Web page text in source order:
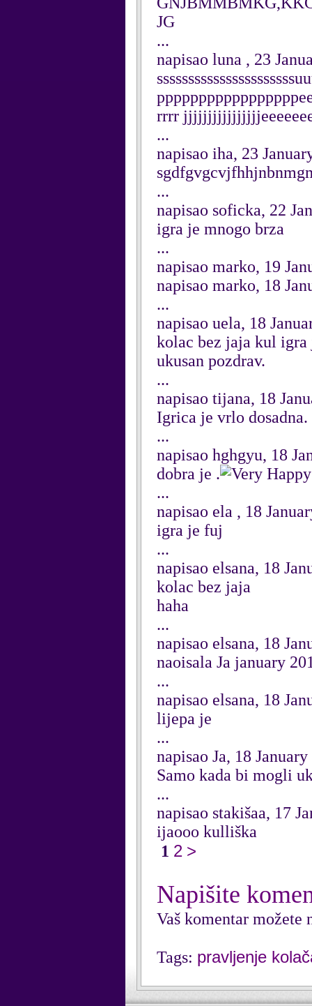
JG
...
napisao luna , 23
rrrr
...
napisao iha, 23
...
napisao soficka, 22
igra je mnogo brza
...
napisao marko, 19
napisao marko, 18
...
napisao uela, 18
kolac bez jaja kul igra
ukusan pozdrav.
...
napisao tijana, 18
Igrica je vrlo dosadna.
...
napisao hghgyu, 18
dobra je .
...
napisao ela , 18
igra je fuj
...
napisao elsana, 18
kolac bez jaja
haha
...
napisao elsana, 18
naoisala Ja january
...
napisao elsana, 18
lijepa je
...
napisao Ja, 18
Samo kada bi mogli
...
napisao stakišaa, 17
ijaooo kulliška
1 2 >
Napišite
Vaš komentar možete
Tags: pravljenje